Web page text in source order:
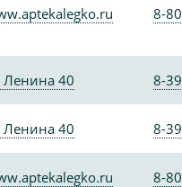
8-
Ленина 40 8-
Ленина 40 8-
8-